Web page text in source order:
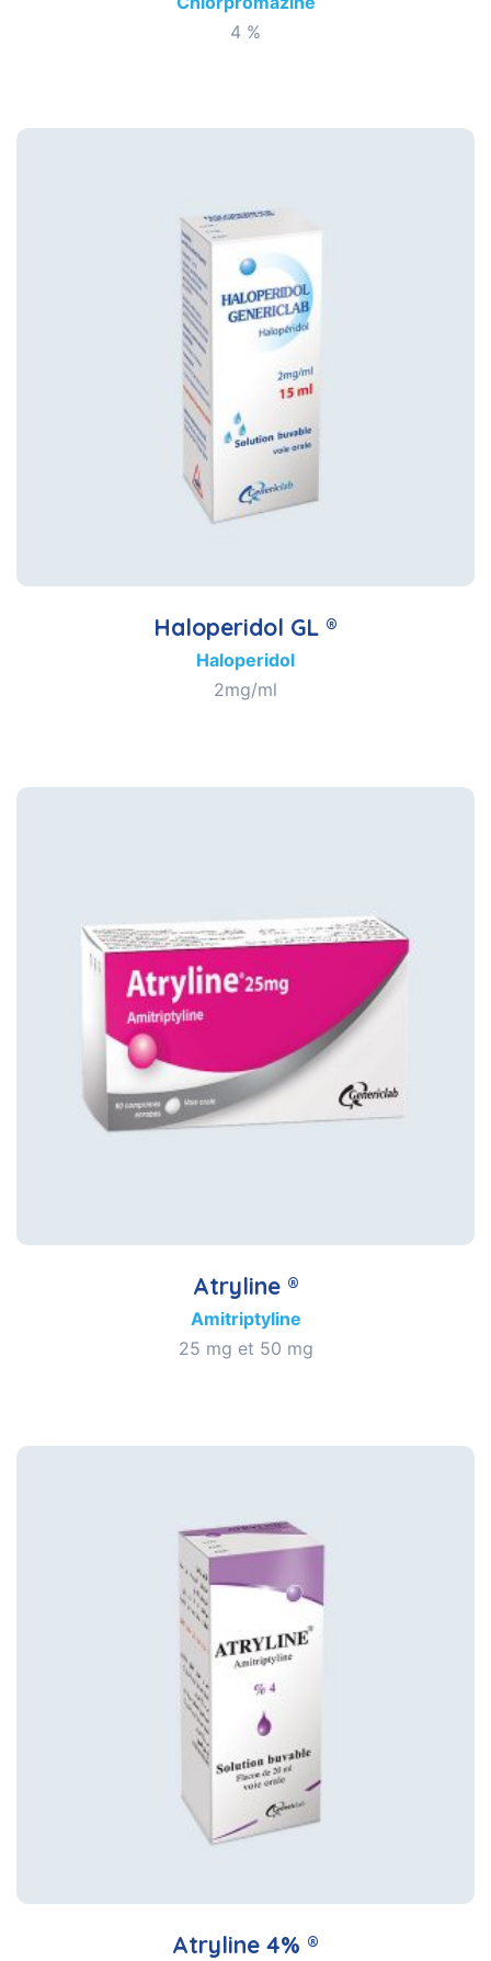
4 %
Haloperidol GL ®
Haloperidol
2mg/ml
Atryline ®
Amitriptyline
25 mg et 50 mg
Atryline 4% ®